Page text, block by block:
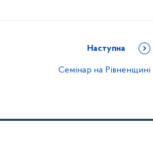
Наступна
Семінар на Рівненщині